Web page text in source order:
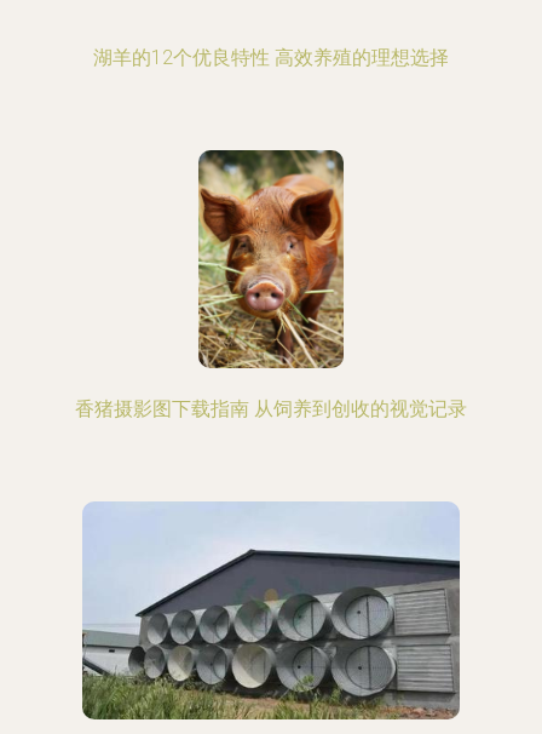
湖羊的12个优良特性 高效养殖的理想选择
香猪摄影图下载指南 从饲养到创收的视觉记录